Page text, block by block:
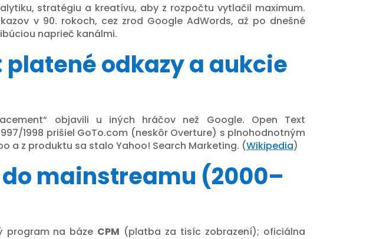
stratégiu a kreatívu, aby z rozpočtu vytlačil maximum.
v 90. rokoch, cez zrod Google AdWords, až po dnešné
naprieč kanálmi.
platené odkazy a aukcie
objavili u iných hráčov než Google. Open Text
1998 prišiel GoTo.com (neskôr Overture) s plnohodnotným
a z produktu sa stalo Yahoo! Search Marketing. (Wikipedia)
do mainstreamu (2000–
program na báze CPM (platba za tisíc zobrazení); oficiálna